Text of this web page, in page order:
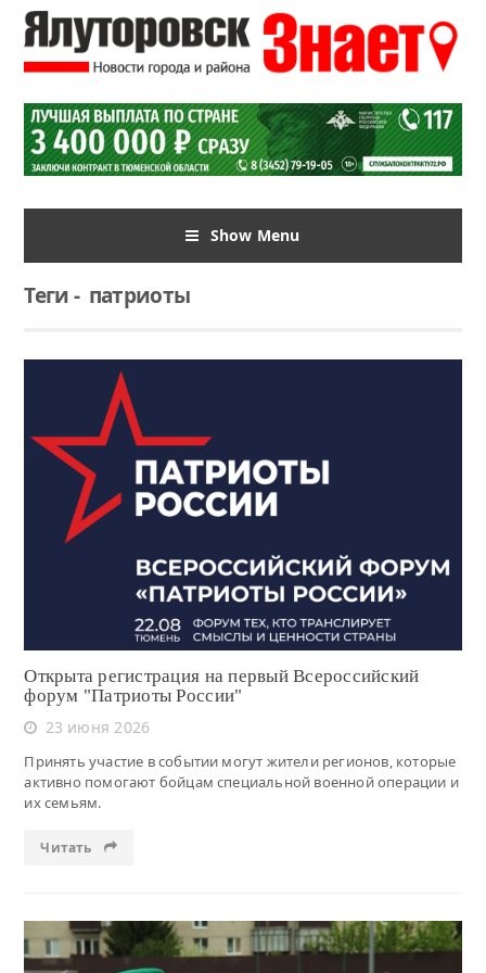
Show Menu
Теги-патриоты
Читать
Открыта регистрация на первый Всероссийский
форум "Патриоты России"
23 июня 2026
Принять участие в событии могут жители регионов, которые
активно помогают бойцам специальной военной операции и
их семьям.
Читать